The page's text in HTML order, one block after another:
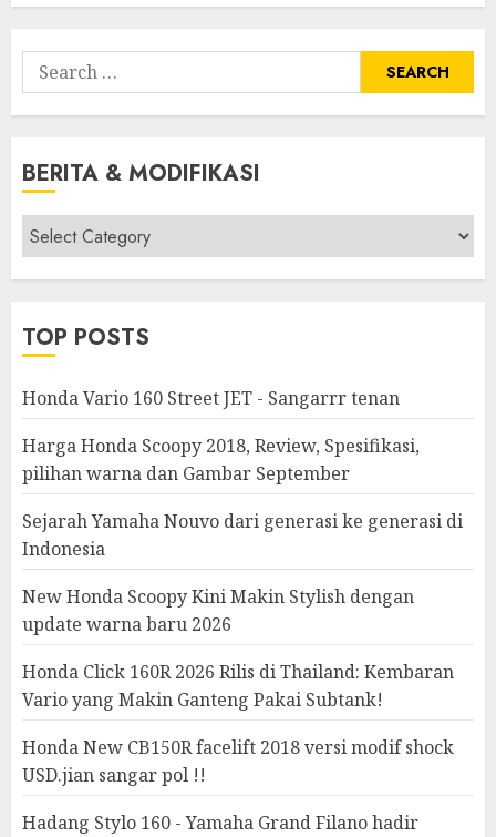
Search
for:
BERITA & MODIFIKASI
Berita
&
Modifikasi
TOP POSTS
Honda Vario 160 Street JET - Sangarrr tenan
Harga Honda Scoopy 2018, Review, Spesifikasi,
pilihan warna dan Gambar September
Sejarah Yamaha Nouvo dari generasi ke generasi di
Indonesia
New Honda Scoopy Kini Makin Stylish dengan
update warna baru 2026
Honda Click 160R 2026 Rilis di Thailand: Kembaran
Vario yang Makin Ganteng Pakai Subtank!
Honda New CB150R facelift 2018 versi modif shock
USD.jian sangar pol !!
Hadang Stylo 160 - Yamaha Grand Filano hadir